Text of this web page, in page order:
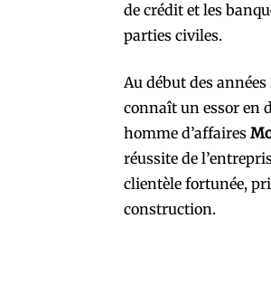
de crédit et les
parties civiles.
Au début des
connaît un essor en
homme d’affaires
réussite de
clientèle fortunée,
construction.